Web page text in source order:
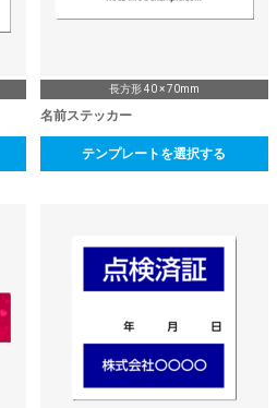
長方形 40 × 70mm
名前ステッカー
テンプレートを選択する